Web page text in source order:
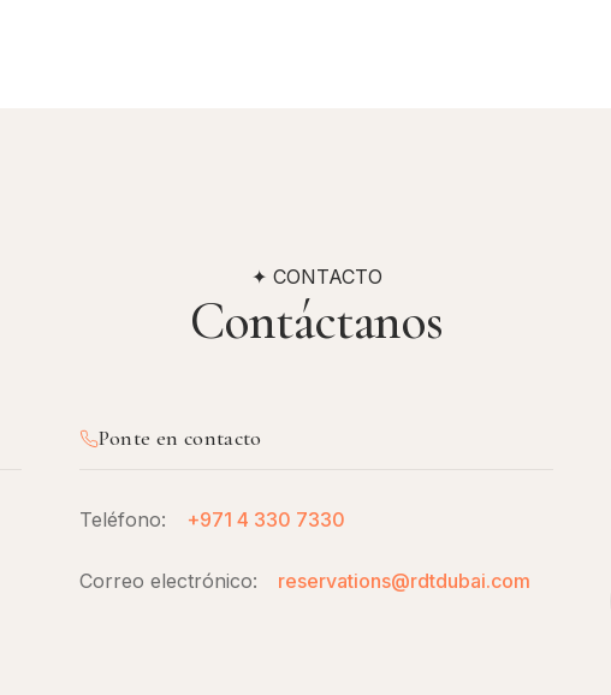
✦ CONTACTO
Contáctanos
Ponte en contacto
Teléfono: +971 4 330 7330
Correo electrónico: reservations@rdtdubai.com